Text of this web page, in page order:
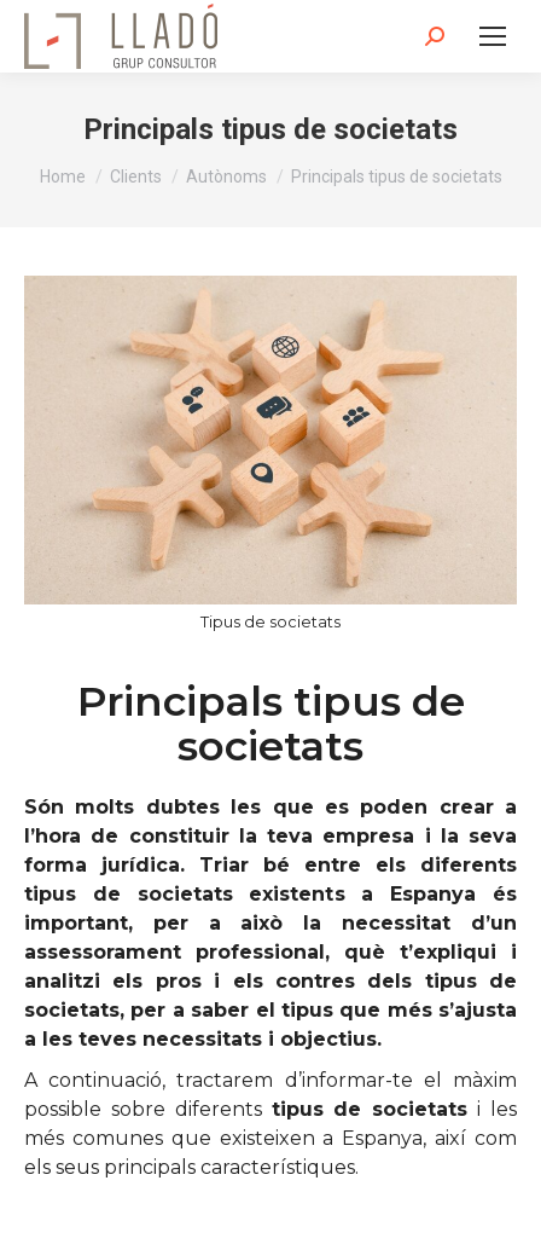
Search:
Principals tipus de societats
You are here:
Home Clients Autònoms Principals tipus de societats
Tipus de societats
Principals tipus de
societats
Són molts dubtes les que es poden crear a
l’hora de constituir la teva empresa i la seva
forma jurídica. Triar bé entre els diferents
tipus de societats existents a Espanya és
important, per a això la necessitat d’un
assessorament professional, què t’expliqui i
analitzi els pros i els contres dels tipus de
societats, per a saber el tipus que més s’ajusta
a les teves necessitats i objectius.
A continuació, tractarem d’informar-te el màxim
possible sobre diferents tipus de societats i les
més comunes que existeixen a Espanya, així com
els seus principals característiques.